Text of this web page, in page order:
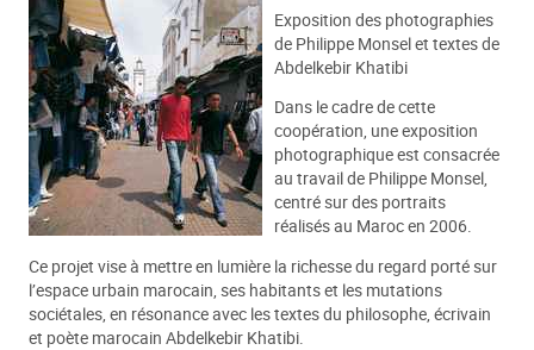
Exposition des photographies
de Philippe Monsel et textes de
Abdelkebir Khatibi
Dans le cadre de cette
coopération, une exposition
photographique est consacrée
au travail de Philippe Monsel,
centré sur des portraits
réalisés au Maroc en 2006.
Ce projet vise à mettre en lumière la richesse du regard porté sur
l’espace urbain marocain, ses habitants et les mutations
sociétales, en résonance avec les textes du philosophe, écrivain
et poète marocain Abdelkebir Khatibi.